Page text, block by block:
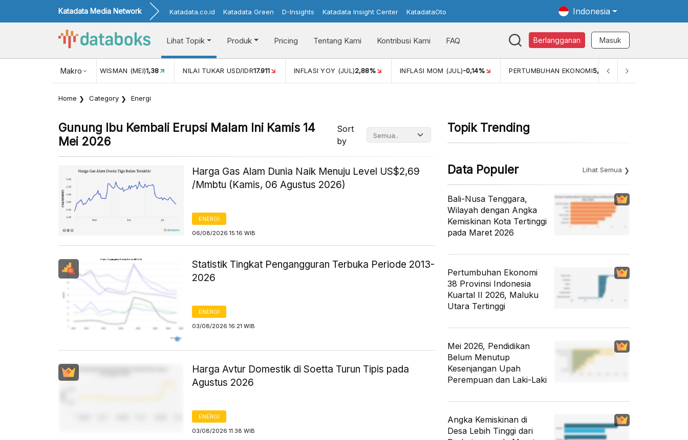
Katadata Media Network Katadata.co.id Katadata Green D-Insights Katadata Insight Center KatadataOto Indonesia
Lihat Topik Produk Pricing Tentang Kami Kontribusi Kami FAQ Berlangganan Masuk
Makro
KUNJUNGAN WISMAN (MEI)1,38 NILAI TUKAR USD/IDR17.911 INFLASI YOY (JUL)2,88% INFLASI MOM (JUL) -0,14% PERTUMBUHAN EKONOMI5,11% PERTUMBUHAN EKONOMI
Home Category Energi
Gunung Ibu Kembali Erupsi Malam Ini Kamis 14
Mei 2026
Sort
by
Harga Gas Alam Dunia Naik Menuju Level US$2,69
/Mmbtu (Kamis, 06 Agustus 2026)
ENERGI
06/08/2026 15:16 WIB
Statistik Tingkat Pengangguran Terbuka Periode 2013-
2026
ENERGI
03/08/2026 16:21 WIB
Harga Avtur Domestik di Soetta Turun Tipis pada
Agustus 2026
ENERGI
03/08/2026 11:38 WIB
Topik Trending
Data Populer Lihat Semua
Bali-Nusa Tenggara,
Wilayah dengan Angka
Kemiskinan Kota Tertinggi
pada Maret 2026
Pertumbuhan Ekonomi
38 Provinsi Indonesia
Kuartal II 2026, Maluku
Utara Tertinggi
Mei 2026, Pendidikan
Belum Menutup
Kesenjangan Upah
Perempuan dan Laki-Laki
Angka Kemiskinan di
Desa Lebih Tinggi dari